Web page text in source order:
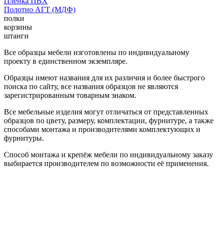
Полотно АГТ (МДФ)
полки
корзины
штанги
Все образцы мебели изготовлены по индивидуальному
проекту в единственном экземпляре.
Образцы имеют названия для их различия и более быстрого
поиска по сайту, все названия образцов не являются
зарегистрированным товарным знаком.
Все мебельные изделия могут отличаться от представленных
образцов по цвету, размеру, комплектации, фурнитуре, а также
способами монтажа и производителями комплектующих и
фурнитуры.
Способ монтажа и крепёж мебели по индивидуальному заказу
выбирается производителем по возможности её применения.